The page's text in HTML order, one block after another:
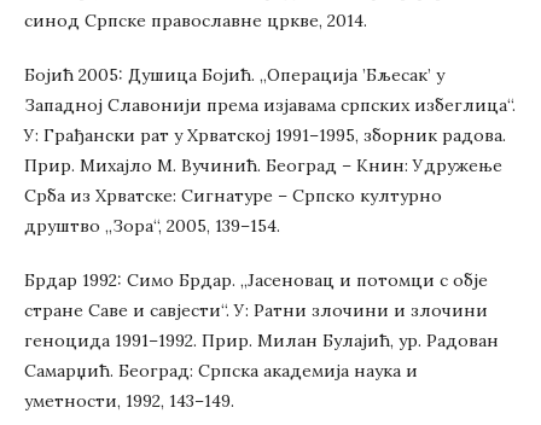
синод Српске православне цркве, 2014.
Бојић 2005: Душица Бојић. „Операција ’Бљесак’ у
Западној Славонији према изјавама српских избеглица“.
У: Грађански рат у Хрватској 1991–1995, зборник радова.
Прир. Михајло М. Вучинић. Београд – Книн: Удружење
Срба из Хрватске: Сигнатуре – Српско културно
друштво „Зора“, 2005, 139–154.
Брдар 1992: Симо Брдар. „Јасеновац и потомци с обје
стране Саве и савјести“. У: Ратни злочини и злочини
геноцида 1991–1992. Прир. Милан Булајић, ур. Радован
Самарџић. Београд: Српска академија наука и
уметности, 1992, 143–149.